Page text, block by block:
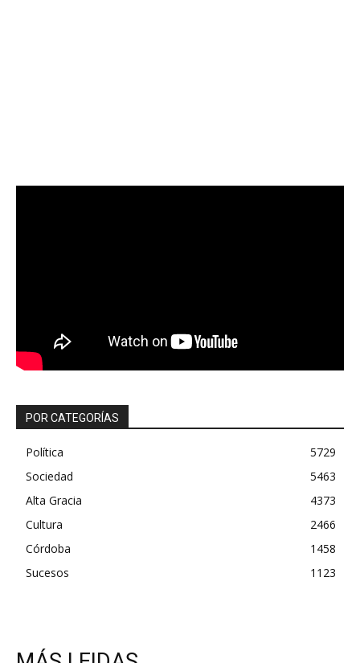
POR CATEGORÍAS
Política
5729
Sociedad
5463
Alta Gracia
4373
Cultura
2466
Córdoba
1458
Sucesos
1123